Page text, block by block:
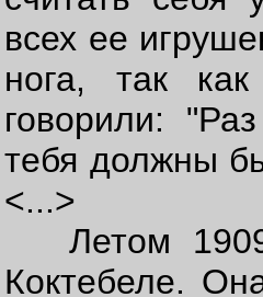
всех ее
нога, так
говорили:
тебя должны
<...>
Летом
Коктебеле.